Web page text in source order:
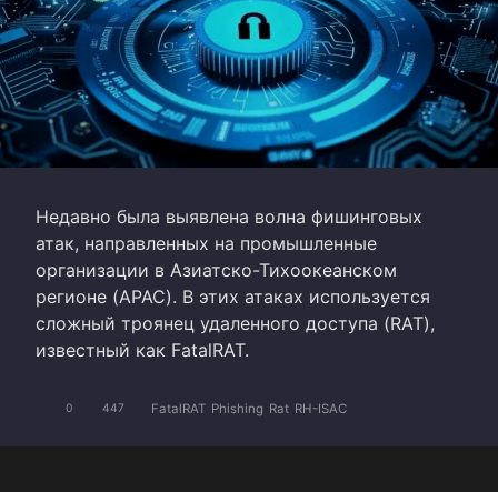
Недавно была выявлена волна фишинговых
атак, направленных на промышленные
организации в Азиатско-Тихоокеанском
регионе (APAC). В этих атаках используется
сложный троянец удаленного доступа (RAT),
известный как FatalRAT.
0 447 FatalRAT Phishing Rat RH-ISAC